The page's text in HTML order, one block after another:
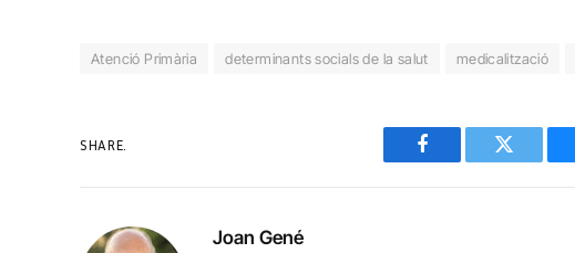
Atenció Primària determinants socials de la salut medicalització
SHARE.
Facebook Twitter
Joan Gené